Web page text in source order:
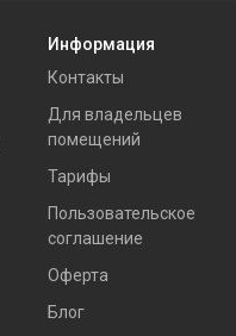
Информация
Контакты
Для владельцев
помещений
Тарифы
Пользовательское
соглашение
Оферта
Блог